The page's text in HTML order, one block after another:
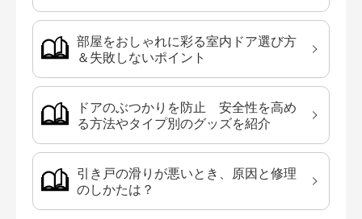
部屋をおしゃれに彩る室内ドア選び方
＆失敗しないポイント
ドアのぶつかりを防止 安全性を高め
る方法やタイプ別のグッズを紹介
引き戸の滑りが悪いとき、原因と修理
のしかたは？